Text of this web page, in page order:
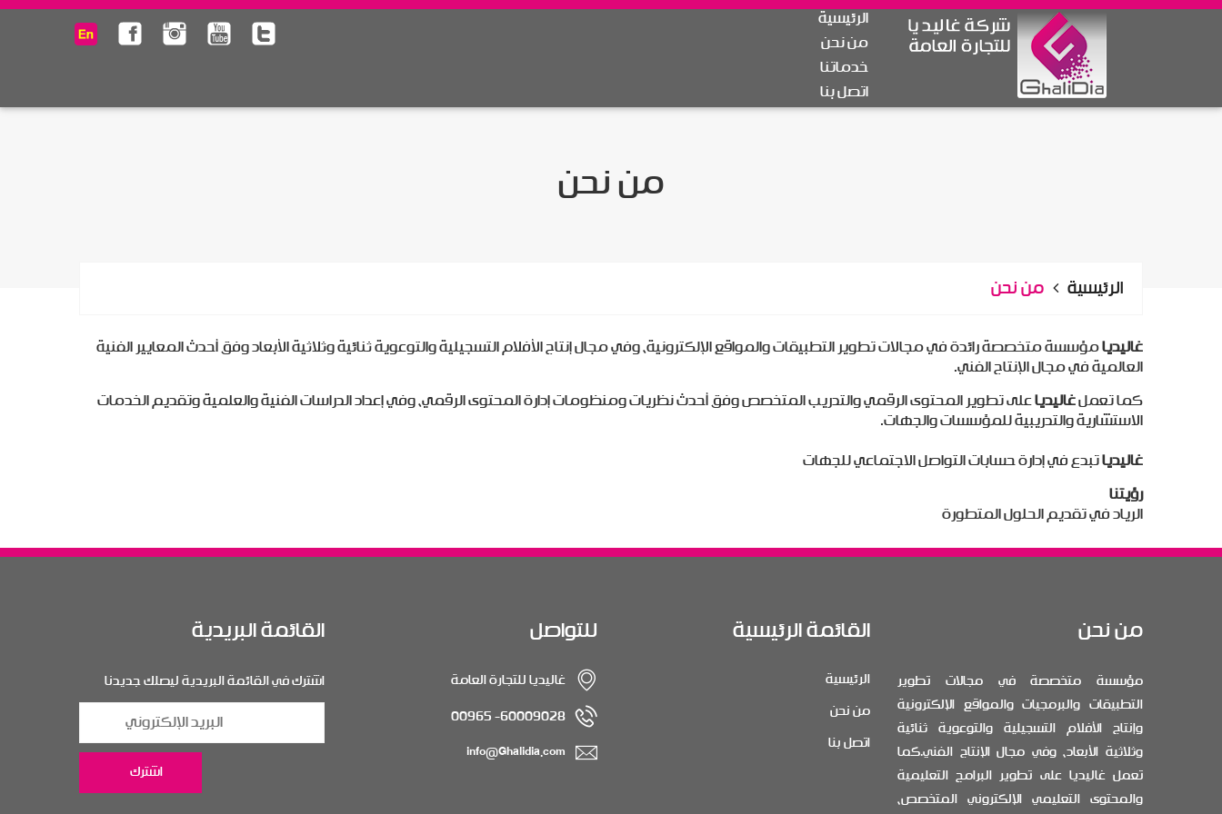
الرئيسية
من نحن
خدماتنا
اتصل بنا
من نحن
الرئيسية من نحن
غاليديامؤسسة متخصصة رائدة في مجالات تطوير التطبيقات والمواقع الإلكترونية، وفي مجال إنتاج الأفلام التسجيلية والتوعوية ثنائية وثلاثية الأبعاد وفق أحدث المعايير الفنية
العالمية في مجال الإنتاج الفني.
كما تعملغاليدياعلى تطوير المحتوى الرقمي والتدريب المتخصص وفق أحدث نظريات ومنظومات إدارة المحتوى الرقمي، وفي إعداد الدراسات الفنية والعلمية وتقديم الخدمات
الاستشارية والتدريبية للمؤسسات والجهات.
غاليدياتبدع في إدارة حسابات التواصل الاجتماعي للجهات
رؤيتنا
الرياد في تقديم الحلول المتطورة
من نحن
مؤسسة متخصصة في مجالات تطوير
التطبيقات والبرمجيات والمواقع الإلكترونية
وإنتاج الأفلام التسجيلية والتوعوية ثنائية
وثلاثية الأبعاد، وفي مجال الإنتاج الفني.كما
تعمل غاليديا على تطوير البرامج التعليمية
والمحتوى التعليمي الإلكتروني المتخصص،
القائمة الرئيسية
الرئيسية
من نحن
اتصل بنا
للتواصل
غاليديا للتجارة العامة
60009028- 00965
info@Ghalidia.com
القائمة البريدية
اشترك في القائمة البريدية ليصلك جديدنا